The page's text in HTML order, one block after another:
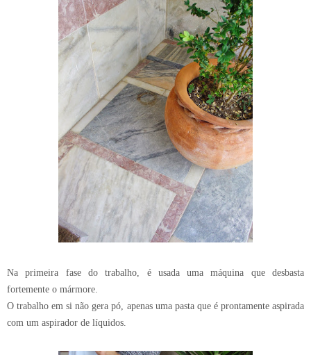
Na primeira fase do trabalho, é usada uma máquina que desbasta
fortemente o mármore.
O trabalho em si não gera pó, apenas uma pasta que é prontamente aspirada
com um aspirador de líquidos.